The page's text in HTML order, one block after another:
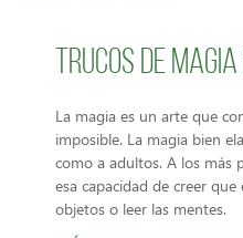
Trucos de
La magia es un arte que
imposible. La magia bien
como a adultos. A los más
esa capacidad de creer
objetos o leer las mentes.